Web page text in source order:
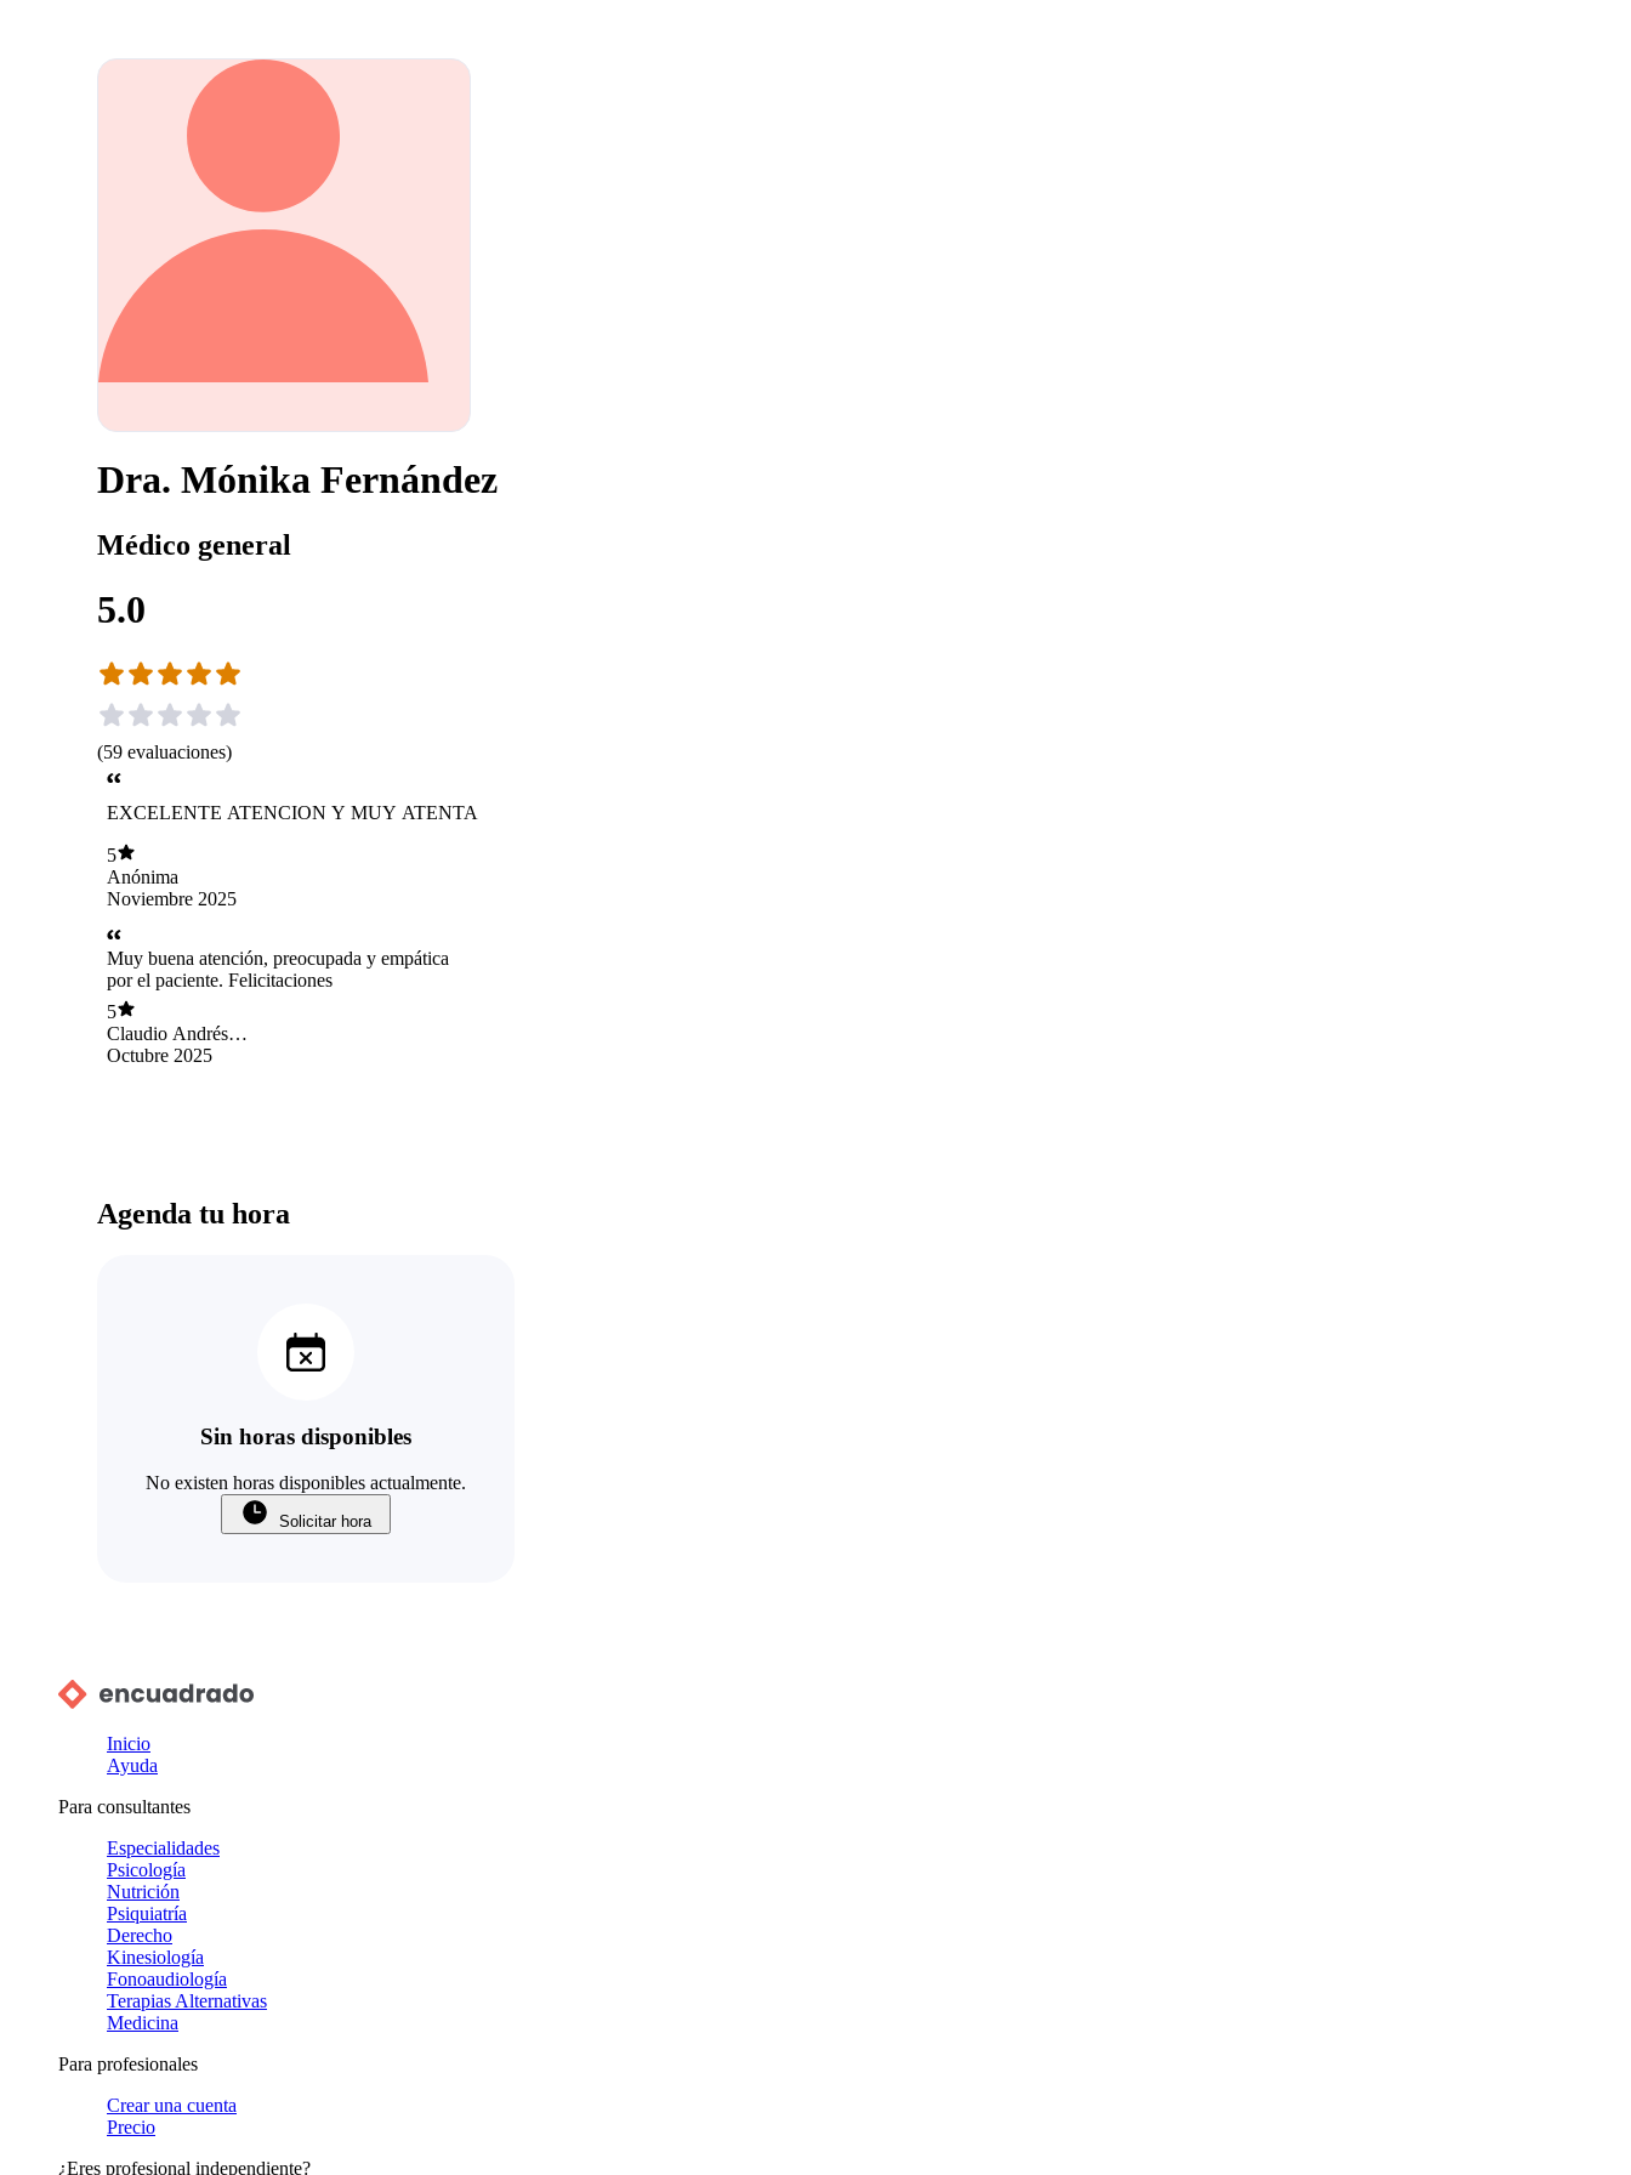
Dra. Mónika Fernández
Médico general
5.0
(59 evaluaciones)
EXCELENTE ATENCION Y MUY ATENTA
5
Anónima
Noviembre 2025
Muy buena atención, preocupada y empática
por el paciente. Felicitaciones
5
Claudio Andrés
Viveros Silva
Octubre 2025
Agenda tu hora
Sin horas disponibles
No existen horas disponibles actualmente.
Solicitar hora
Inicio
Ayuda
Para consultantes
Especialidades
Psicología
Nutrición
Psiquiatría
Derecho
Kinesiología
Fonoaudiología
Terapias Alternativas
Medicina
Para profesionales
Crear una cuenta
Precio
¿Eres profesional independiente?